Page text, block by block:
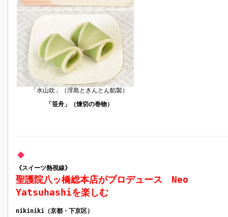
「水山吹」（浮島ときんとん餡製）
「笹舟」（煉切の巻物）
《スイーツ熱視線》
聖護院八ッ橋総本店がプロデュース Neo
Yatsuhashiを楽しむ
nikiniki（京都・下京区）